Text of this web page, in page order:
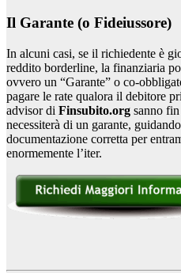
Il Garante (o Fideiussore)
In alcuni casi, se il richiedente è
reddito borderline, la finanziaria
ovvero un “Garante” o co-
pagare le rate qualora il debitore
advisor di Finsubito.org sanno
necessiterà di un garante,
documentazione corretta per
enormemente l’iter.